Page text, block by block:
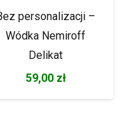
personalizacji –
Wódka Nemiroff
Delikat
59,00 zł